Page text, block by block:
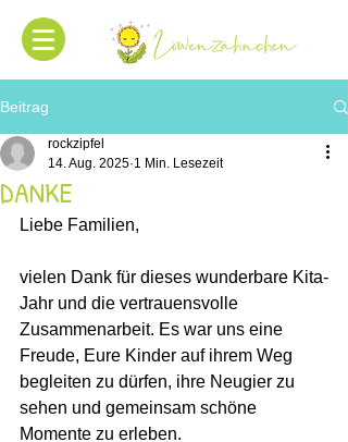
Beitrag
DANKE
rockzipfel
14. Aug. 2025 1 Min. Lesezeit
Liebe Familien,
vielen Dank für dieses wunderbare Kita-
Jahr und die vertrauensvolle
Zusammenarbeit. Es war uns eine
Freude, Eure Kinder auf ihrem Weg
begleiten zu dürfen, ihre Neugier zu
sehen und gemeinsam schöne
Momente zu erleben.